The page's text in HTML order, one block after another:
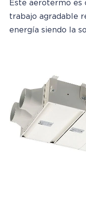
Este aerotermo es
trabajo agradable
energía siendo la